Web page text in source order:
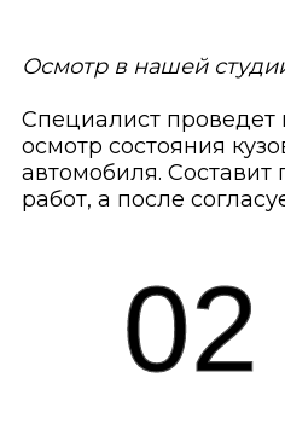
Осмотр в нашей
Специалист
осмотр состояния
автомобиля.
работ, а после
02